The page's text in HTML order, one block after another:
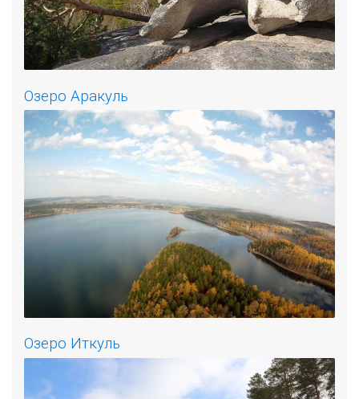
Озеро Аракуль
Озеро Иткуль